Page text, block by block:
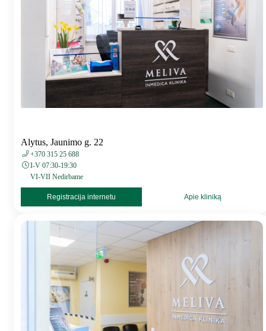
Alytus, Jaunimo g. 22
+370 315 25 688
I-V 07:30-19:30
VI-VII Nedirbame
Registracija internetu Apie kliniką